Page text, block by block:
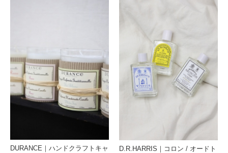
DURANCE｜ハンドクラフトキャ
D.R.HARRIS｜コロン / オードト